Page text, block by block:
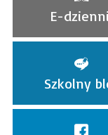
E-
Szkolny